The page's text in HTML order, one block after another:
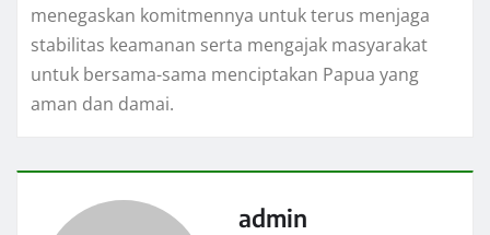
menegaskan komitmennya untuk terus menjaga
stabilitas keamanan serta mengajak masyarakat
untuk bersama-sama menciptakan Papua yang
aman dan damai.
admin